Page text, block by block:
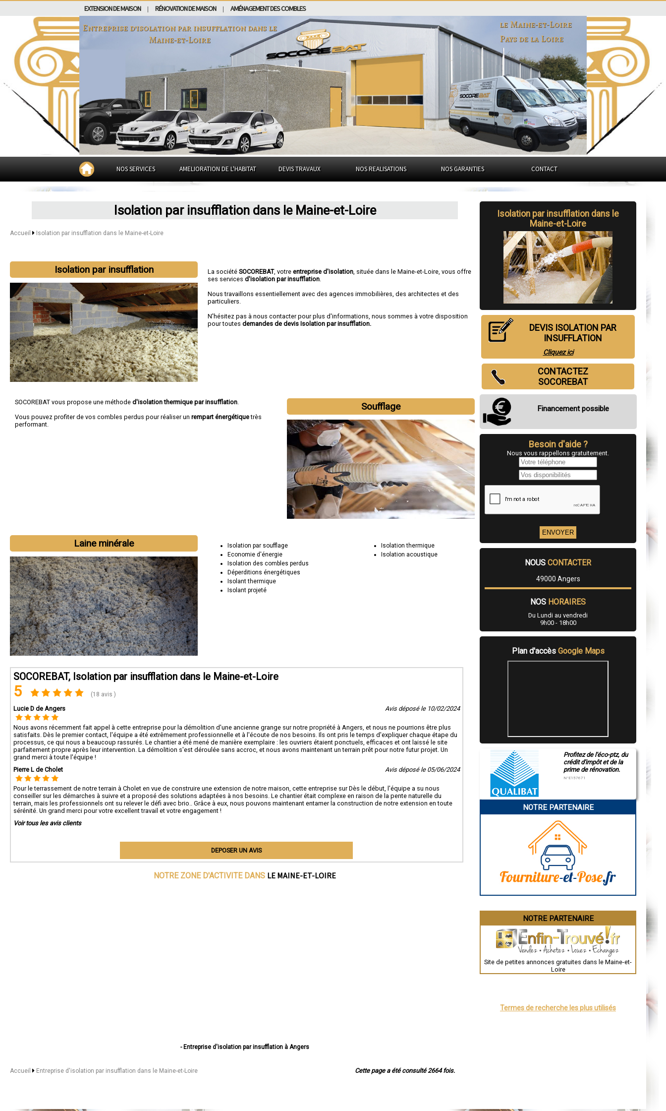
EXTENSION DE MAISON RÉNOVATION DE MAISON AMÉNAGEMENT DES COMBLES
Entreprise d'isolation par insufflation dans le
Maine-et-Loire
le Maine-et-Loire
Pays de la Loire
NOS SERVICES AMELIORATION DE L'HABITAT DEVIS TRAVAUX NOS REALISATIONS NOS GARANTIES CONTACT
Isolation par insufflation dans le Maine-et-Loire
Accueil Isolation par insufflation dans le Maine-et-Loire
Isolation par insufflation La sociétéSOCOREBAT, votreentreprise d'isolation , située dans le Maine-et-Loire, vous offre
ses servicesd'isolation par insufflation
Nous travaillons essentiellement avec des agences immobilières, des architectes et des
particuliers.
N'hésitez pas à nous contacter pour plus d'informations, nous sommes à votre disposition
pour toutesdemandes de devis Isolation par insufflation.
Soufflage
SOCOREBAT vous propose une méthode d'isolation thermique par insufflation.
Vous pouvez profiter de vos combles perdus pour réaliser un rempart énergétiquetrès
performant.
Laine minérale
Isolation par soufflage
Economie d'énergie
Isolation des combles perdus
Déperditions énergétiques
Isolant thermique
Isolant projeté
Isolation thermique
Isolation acoustique
SOCOREBAT, Isolation par insufflation dans le Maine-et-Loire
5 (18 avis )
Lucie D de Angers Avis déposé le 10/02/2024
Nous avons récemment fait appel à cette entreprise pour la démolition d'une ancienne grange sur notre propriété à Angers, et nous ne pourrions être plus
satisfaits. Dès le premier contact, l'équipe a été extrêmement professionnelle et à l'écoute de nos besoins. Ils ont pris le temps d'expliquer chaque étape du
processus, ce qui nous a beaucoup rassurés. Le chantier a été mené de manière exemplaire : les ouvriers étaient ponctuels, efficaces et ont laissé le site
parfaitement propre après leur intervention. La démolition s'est déroulée sans accroc, et nous avons maintenant un terrain prêt pour notre futur projet. Un
grand merci à toute l'équipe !
Pierre L de Cholet
Avis déposé le 05/06/2024
Pour le terrassement de notre terrain à Cholet en vue de construire une extension de notre maison, cette entreprise sur Dès le début, l'équipe a su nous
conseiller sur les démarches à suivre et a proposé des solutions adaptées à nos besoins. Le chantier était complexe en raison de la pente naturelle du
terrain, mais les professionnels ont su relever le défi avec brio.. Grâce à eux, nous pouvons maintenant entamer la construction de notre extension en toute
sérénité. Un grand merci pour votre excellent travail et votre engagement !
Voir tous les avis clients
DEPOSER UN AVIS
NOTRE ZONE D'ACTIVITE DANS LE MAINE-ET-LOIRE
- Entreprise d'isolation par insufflation à Angers
- Entreprise d'isolation par insufflation à Avrillé
- Entreprise d'isolation par insufflation à Doué-la-Fontaine
Cette page a été consulté 2664 fois.
Accueil Entreprise d'isolation par insufflation dans le Maine-et-Loire
Isolation par insufflation dans le
Maine-et-Loire
DEVIS ISOLATION PAR
INSUFFLATION
Cliquez ici
CONTACTEZ
SOCOREBAT
Financement possible
Besoin d'aide ?
Nous vous rappellons gratuitement.
NOUS CONTACTER
49000 Angers
NOS HORAIRES
Du Lundi au vendredi
9h00 - 18h00
Plan d'accès Google Maps
Profitez de l'éco-ptz, du
crédit d'impôt et de la
prime de rénovation.
N°E157671
NOTRE PARTENAIRE
NOTRE PARTENAIRE
Site de petites annonces gratuites dans le Maine-et-
Loire
Termes de recherche les plus utilisés